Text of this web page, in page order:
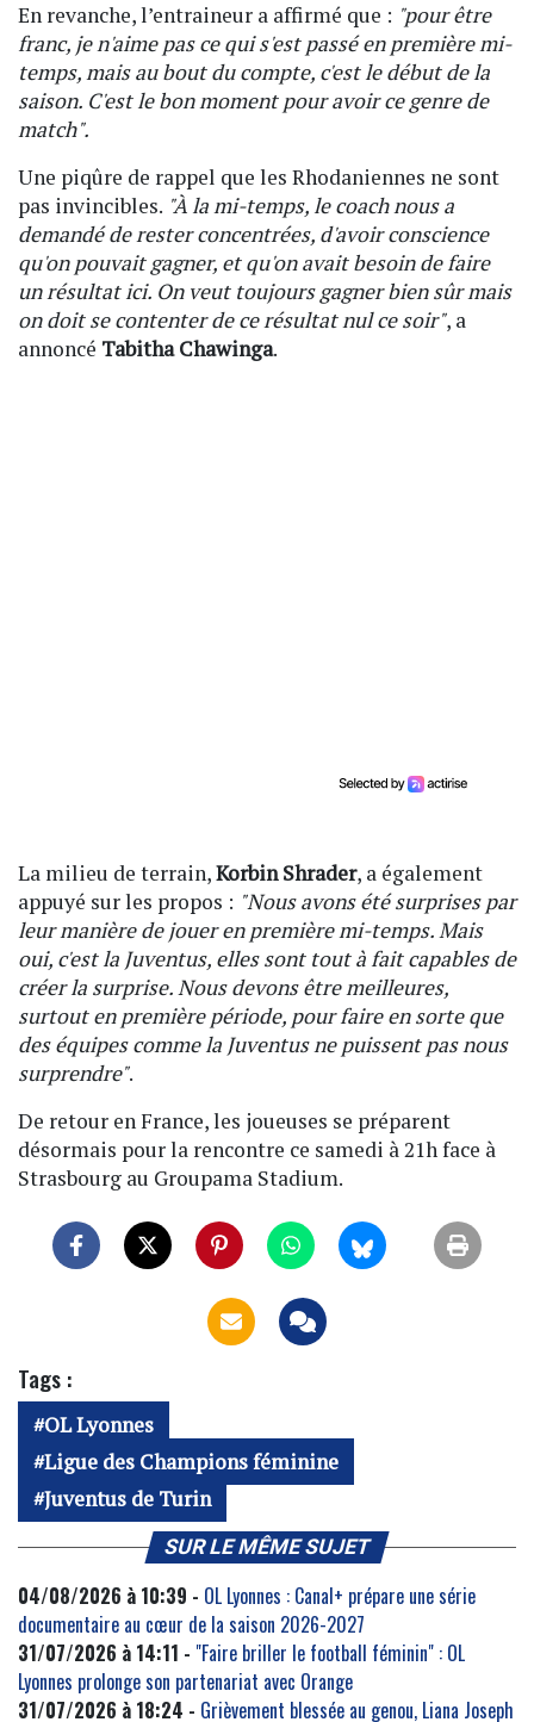
En revanche, l’entraineur a affirmé que : "pour être
franc, je n'aime pas ce qui s'est passé en première mi-
temps, mais au bout du compte, c'est le début de la
saison. C'est le bon moment pour avoir ce genre de
match".
Une piqûre de rappel que les Rhodaniennes ne sont
pas invincibles. "À la mi-temps, le coach nous a
demandé de rester concentrées, d'avoir conscience
qu'on pouvait gagner, et qu'on avait besoin de faire
un résultat ici. On veut toujours gagner bien sûr mais
on doit se contenter de ce résultat nul ce soir", a
annoncé Tabitha Chawinga.
La milieu de terrain,Korbin Shrader, a également
appuyé sur les propos : "Nous avons été surprises par
leur manière de jouer en première mi-temps. Mais
oui, c'est la Juventus, elles sont tout à fait capables de
créer la surprise. Nous devons être meilleures,
surtout en première période, pour faire en sorte que
des équipes comme la Juventus ne puissent pas nous
surprendre".
De retour en France, les joueuses se préparent
désormais pour la rencontre ce samedi à 21h face à
Strasbourg au Groupama Stadium.
Tags :
OL Lyonnes
Ligue des Champions féminine
Juventus de Turin
SUR LE MÊME SUJET
04/08/2026 à 10:39 - OL Lyonnes : Canal+ prépare une série
documentaire au cœur de la saison 2026-2027
31/07/2026 à 14:11 - "Faire briller le football féminin" : OL
Lyonnes prolonge son partenariat avec Orange
31/07/2026 à 18:24 - Grièvement blessée au genou, Liana Joseph